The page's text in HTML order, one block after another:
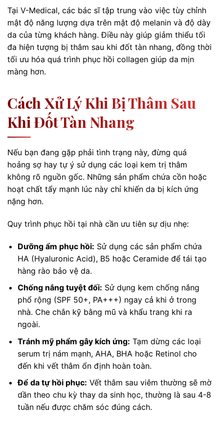
Tại V-Medical, các bác sĩ tập trung vào việc tùy chỉnh
mật độ năng lượng dựa trên mật độ melanin và độ dày
da của từng khách hàng. Điều này giúp giảm thiểu tối
đa hiện tượng bị thâm sau khi đốt tàn nhang, đồng thời
tối ưu hóa quá trình phục hồi collagen giúp da mịn
màng hơn.
Cách Xử Lý Khi Bị Thâm Sau
Khi Đốt Tàn Nhang
Nếu bạn đang gặp phải tình trạng này, đừng quá
hoảng sợ hay tự ý sử dụng các loại kem trị thâm
không rõ nguồn gốc. Những sản phẩm chứa cồn hoặc
hoạt chất tẩy mạnh lúc này chỉ khiến da bị kích ứng
nặng hơn.
Quy trình phục hồi tại nhà cần ưu tiên sự dịu nhẹ:
Dưỡng ẩm phục hồi: Sử dụng các sản phẩm chứa
HA (Hyaluronic Acid), B5 hoặc Ceramide để tái tạo
hàng rào bảo vệ da.
Chống nắng tuyệt đối: Sử dụng kem chống nắng
phổ rộng (SPF 50+, PA+++) ngay cả khi ở trong
nhà. Che chắn kỹ bằng mũ và khẩu trang khi ra
ngoài.
Tránh mỹ phẩm gây kích ứng: Tạm dừng các loại
serum trị nám mạnh, AHA, BHA hoặc Retinol cho
đến khi vết thâm ổn định hoàn toàn.
Để da tự hồi phục: Vết thâm sau viêm thường sẽ mờ
dần theo chu kỳ thay da sinh học, thường là sau 4-8
tuần nếu được chăm sóc đúng cách.